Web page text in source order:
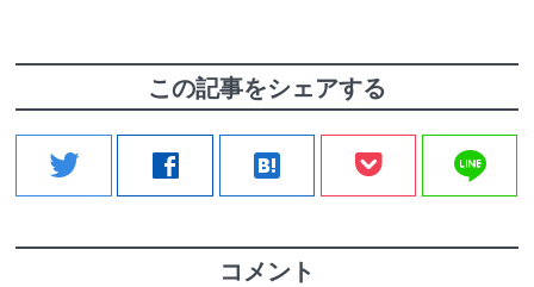
この記事をシェアする
twitter facebook hatenabookmark line
コメント